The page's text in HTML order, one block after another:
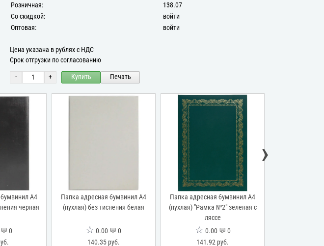
Розничная:
138.07
Со скидкой:
войти
Оптовая:
войти
Цена указана в рублях с НДС
Срок отгрузки по согласованию
- + Купить Печать
А4
черная
0
Папка адресная бумвинил А4
(пухлая) без тиснения белая
☆ 0.00 💬 0
140.35 руб.
Папка адресная бумвинил А4
(пухлая) "Рамка №2" зеленая с
ляссе
☆ 0.00 💬 0
141.92 руб.
›